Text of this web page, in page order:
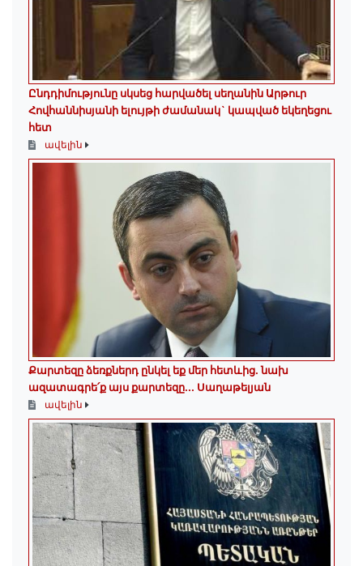
Ընդդիմությունը սկսեց հարվածել սեղանին Արթուր
Հովհաննիսյանի ելույթի ժամանակ` կապված եկեղեցու
հետ
ավելին
Քարտեզը ձեռքներդ ընկել եք մեր հետևից․ նախ
ազատագրե՛ք այս քարտեզը․․․ Սաղաթելյան
ավելին